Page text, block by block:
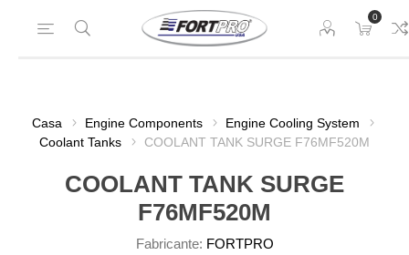
0
Casa Engine Components
Engine Cooling System
Coolant Tanks
COOLANT TANK SURGE F76MF520M
COOLANT TANK SURGE
F76MF520M
Fabricante: FORTPRO